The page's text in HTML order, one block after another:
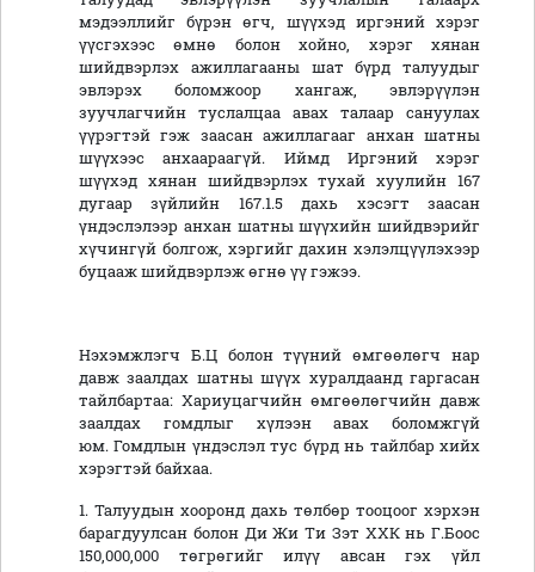
мэдээллийг бүрэн өгч, шүүхэд иргэний хэрэг
үүсгэхээс өмнө болон хойно, хэрэг хянан
шийдвэрлэх ажиллагааны шат бүрд талуудыг
эвлэрэх боломжоор хангаж, эвлэрүүлэн
зуучлагчийн туслалцаа авах талаар сануулах
үүрэгтэй гэж заасан ажиллагааг анхан шатны
шүүхээс анхаараагүй. Иймд Иргэний хэрэг
шүүхэд хянан шийдвэрлэх тухай хуулийн 167
дугаар зүйлийн 167.1.5 дахь хэсэгт заасан
үндэслэлээр анхан шатны шүүхийн шийдвэрийг
хүчингүй болгож, хэргийг дахин хэлэлцүүлэхээр
буцааж шийдвэрлэж өгнө үү гэжээ.
Нэхэмжлэгч Б.Ц болон түүний өмгөөлөгч нар
давж заалдах шатны шүүх хуралдаанд гаргасан
тайлбартаа: Хариуцагчийн өмгөөлөгчийн давж
заалдах гомдлыг хүлээн авах боломжгүй
юм. Гомдлын үндэслэл тус бүрд нь тайлбар хийх
хэрэгтэй байхаа.
1. Талуудын хооронд дахь төлбөр тооцоог хэрхэн
барагдуулсан болон Ди Жи Ти Зэт ХХК нь Г.Боос
150,000,000 төгрөгийг илүү авсан гэх үйл